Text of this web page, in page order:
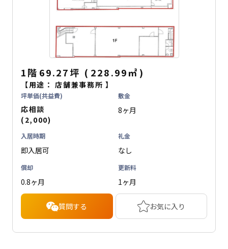
1階 69.27坪 ( 228.99㎡ )
【用途：店舗兼事務所 】
坪単価(共益費)
応相談
(2,000)
敷金
8ヶ月
入居時期
即入居可
礼金
なし
償却
0.8ヶ月
更新料
1ヶ月
質問する お気に入り